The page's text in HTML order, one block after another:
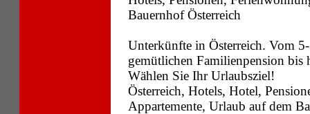
Bauernhof Österreich
Unterkünfte in Österreich. Vom
gemütlichen Familienpension
Wählen Sie Ihr Urlaubsziel!
Österreich, Hotels, Hotel,
Appartemente, Urlaub auf dem